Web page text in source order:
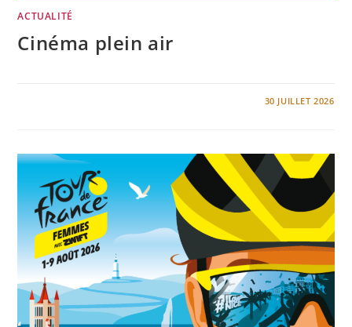
ACTUALITÉ
Cinéma plein air
30 JUILLET 2026